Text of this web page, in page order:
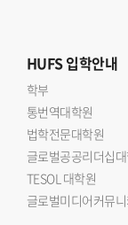
HUFS입학안내
학부
통번역대학원
법학전문대학원
글로벌공공리더십
TESOL 대학원
글로벌미디어커뮤